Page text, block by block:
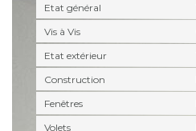
Etat général
Vis à Vis
Etat extérieur
Construction
Fenêtres
Volets